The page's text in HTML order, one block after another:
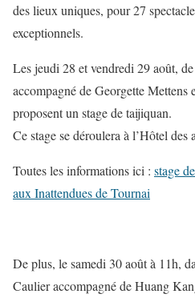
des lieux uniques, pour 27
exceptionnels.
Les jeudi 28 et vendredi 29 août,
accompagné de Georgette
proposent un stage de taijiquan.
Ce stage se déroulera à l’Hôtel des
Toutes les informations ici : stage
aux Inattendues de Tournai
De plus, le samedi 30 août à 11h,
Caulier accompagné de Huang